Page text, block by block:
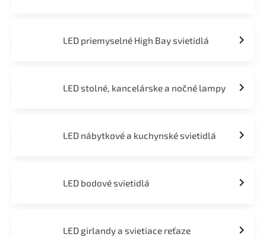
LED priemyselné High Bay svietidlá
LED stolné, kancelárske a nočné lampy
LED nábytkové a kuchynské svietidlá
LED bodové svietidlá
LED girlandy a svietiace reťaze